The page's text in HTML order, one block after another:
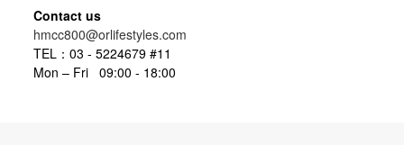
Contact us
hmcc800@orlifestyles.com
TEL：03 - 5224679 #11
Mon – Fri 09:00 - 18:00